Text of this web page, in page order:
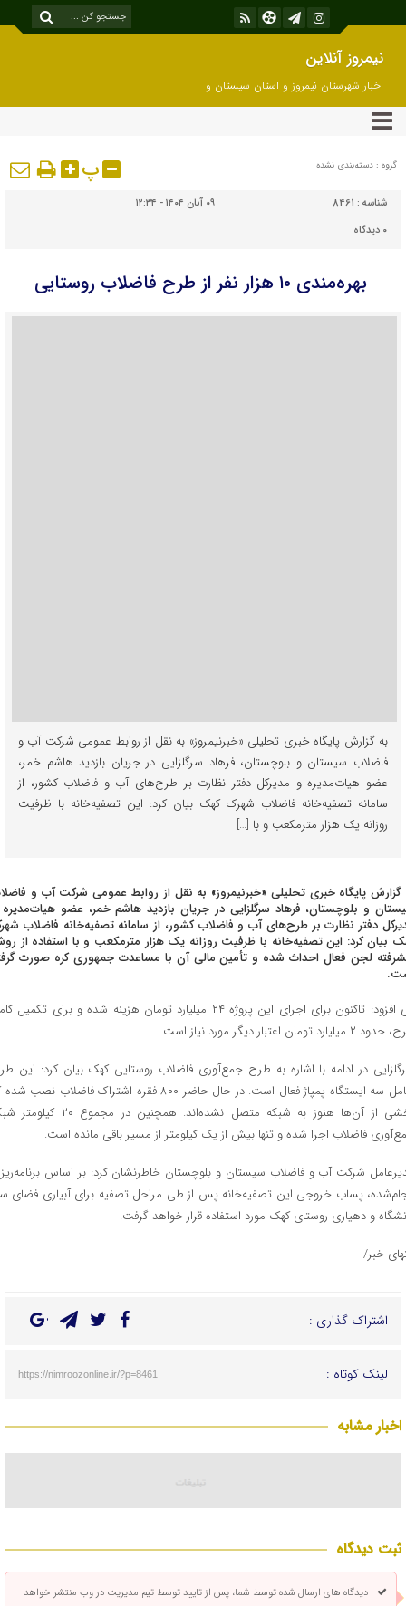
نیمروز آنلاین
اخبار شهرستان نیمروز و استان سیستان و
بلوچستان
گروه : دسته‌بندی نشده پ
شناسه : 8461
۰۹ آبان ۱۴۰۴ - ۱۲:۳۴
۰ دیدگاه
بهره‌مندی ۱۰ هزار نفر از طرح فاضلاب روستایی
به گزارش پایگاه خبری تحلیلی «خبرنیمروز» به نقل از روابط عمومی شرکت آب و
فاضلاب سیستان و بلوچستان، فرهاد سرگلزایی در جریان بازدید هاشم خمر،
عضو هیات‌مدیره و مدیرکل دفتر نظارت بر طرح‌های آب و فاضلاب کشور، از
سامانه تصفیه‌خانه فاضلاب شهرک کهک بیان کرد: این تصفیه‌خانه با ظرفیت
روزانه یک هزار مترمکعب و با […]
گزارش پایگاه خبری تحلیلی «خبرنیمروز» به نقل از روابط عمومی شرکت آب و
و بلوچستان، فرهاد سرگلزایی در جریان بازدید هاشم خمر، عضو
دفتر نظارت بر طرح‌های آب و فاضلاب کشور، از سامانه تصفیه‌خانه فاضلاب
بیان کرد: این تصفیه‌خانه با ظرفیت روزانه یک هزار مترمکعب و با استفاده از
لجن فعال احداث شده و تأمین مالی آن با مساعدت جمهوری کره صورت
وی افزود: تاکنون برای اجرای این پروژه ۲۴ میلیارد تومان هزینه شده و برای تکمیل
تومان اعتبار دیگر مورد نیاز است.
در ادامه با اشاره به طرح جمع‌آوری فاضلاب روستایی کهک بیان کرد: این
شامل سه ایستگاه پمپاژ فعال است. در حال حاضر ۸۰۰ فقره اشتراک فاضلاب نصب
بخشی از آن‌ها هنوز به شبکه متصل نشده‌اند. همچنین در مجموع
فاضلاب اجرا شده و تنها بیش از یک کیلومتر از مسیر باقی مانده است.
شرکت آب و فاضلاب سیستان و بلوچستان خاطرنشان کرد: بر اساس
پساب خروجی این تصفیه‌خانه پس از طی مراحل تصفیه برای آبیاری فضای
و دهیاری روستای کهک مورد استفاده قرار خواهد گرفت.
خبر/
اشتراک گذاری :
لینک کوتاه : https://nimroozonline.ir/?p=8461
اخبار مشابه
ثبت دیدگاه
دیدگاه های ارسال شده توسط شما، پس از تایید توسط تیم مدیریت در وب منتشر خواهد